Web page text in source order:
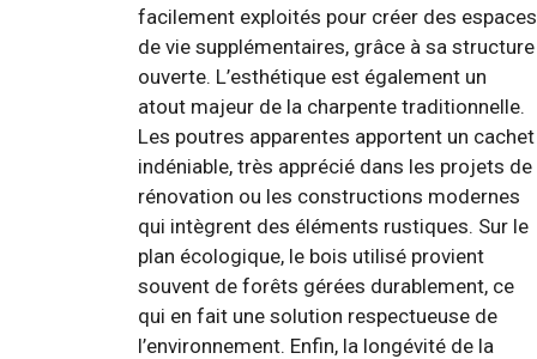
facilement exploités pour créer des espaces
de vie supplémentaires, grâce à sa structure
ouverte. L’esthétique est également un
atout majeur de la charpente traditionnelle.
Les poutres apparentes apportent un cachet
indéniable, très apprécié dans les projets de
rénovation ou les constructions modernes
qui intègrent des éléments rustiques. Sur le
plan écologique, le bois utilisé provient
souvent de forêts gérées durablement, ce
qui en fait une solution respectueuse de
l’environnement. Enfin, la longévité de la